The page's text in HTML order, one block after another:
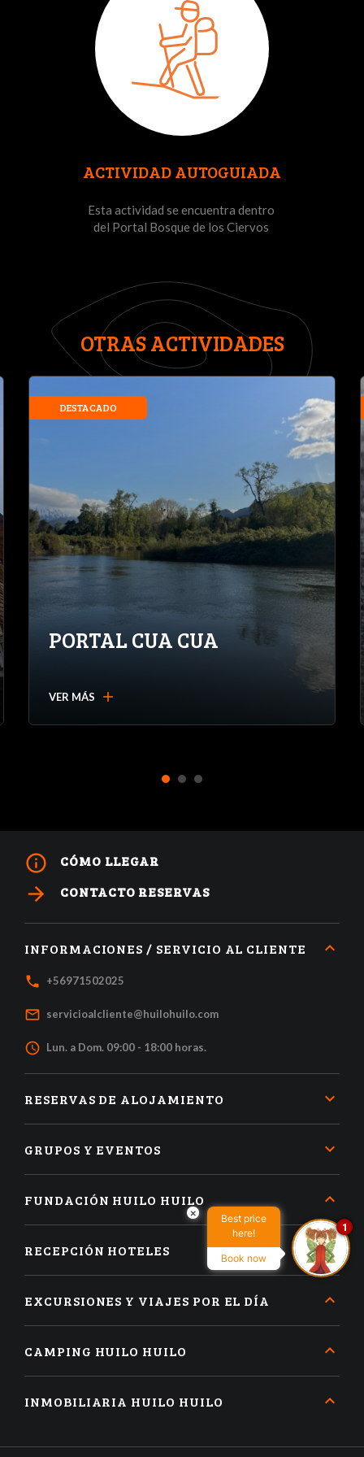
ACTIVIDAD AUTOGUIADA
Esta actividad se encuentra dentro
del Portal Bosque de los Ciervos
OTRAS ACTIVIDADES
DESTACADO
PORTAL CUA CUA
VER MÁS add
1 2 3
info_outline CÓMO LLEGAR
arrow_forward CONTACTO RESERVAS
INFORMACIONES / SERVICIO AL CLIENTE
local_phone +56971502025
mail_outline servicioalcliente@huilohuilo.com
access_time Lun. a Dom. 09:00 - 18:00 horas.
RESERVAS DE ALOJAMIENTO
GRUPOS Y EVENTOS
FUNDACIÓN HUILO HUILO
RECEPCIÓN HOTELES
EXCURSIONES Y VIAJES POR EL DÍA
CAMPING HUILO HUILO
INMOBILIARIA HUILO HUILO
×
Best price
here!
Book now
1